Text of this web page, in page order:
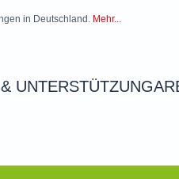
in Deutschland. Mehr...
UNTERSTÜTZUNG